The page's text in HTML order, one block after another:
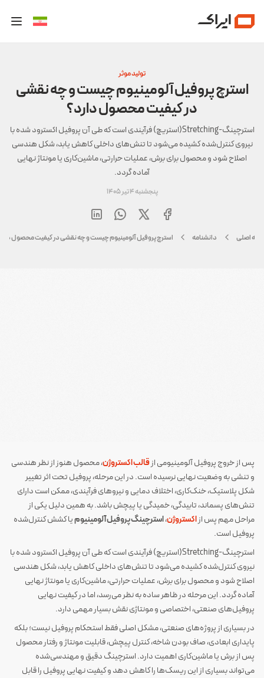
تولید موثر
استرچ پروفیل آلومینیوم چیست و چه نقشی
در کیفیت محصول دارد؟
استرچینگ-Stretching(استریچ) فرآیندی است که طی آن پروفیل اکسترود شده با
نیروی کنترل‌شده کشیده می‌شود تا تنش‌های داخلی کاهش یابد، شکل هندسی
اصلاح شود و محصول برای برش، عملیات حرارتی، ماشین‌کاری یا مونتاژ نهایی
آماده گردد.
پنجشنبه 4 تیر 1405
اصلی دانشنامه استرچ پروفیل آلومینیوم چیست و چه نقشی در کیفیت محصول
پس از خروج پروفیل آلومینیومی ازقالب اکستروژن، محصول هنوز از نظر هندسی
و تنشی به وضعیت نهایی نرسیده است. در این مرحله، پروفیل تحت اثر تغییر
شکل پلاستیک، خنک‌کاری، اختلاف دمایی و نیروهای فرآیندی، ممکن است دارای
تنش‌های پسماند، تابیدگی، خمیدگی یا پیچش باشد. به همین دلیل یکی از
مراحل مهم پس ازاکستروژن،استرچینگ پروفیل آلومینیومیا کشش کنترل‌شده
پروفیل است.
استرچینگ-Stretching(استریچ) فرآیندی است که طی آن پروفیل اکسترود شده با
نیروی کنترل‌شده کشیده می‌شود تا تنش‌های داخلی کاهش یابد، شکل هندسی
اصلاح شود و محصول برای برش، عملیات حرارتی، ماشین‌کاری یا مونتاژ نهایی
آماده گردد. این مرحله در ظاهر ساده به نظر می‌رسد، اما در کیفیت نهایی
پروفیل‌های صنعتی، اختصاصی و مونتاژی نقش بسیار مهمی دارد.
در بسیاری از پروژه‌های صنعتی، مشکل اصلی فقط استحکام پروفیل نیست؛ بلکه
پایداری ابعادی، صاف بودن شاخه، کنترل پیچش، قابلیت مونتاژ و رفتار محصول
پس از برش یا ماشین‌کاری اهمیت دارد. استرچینگ دقیق و مهندسی‌شده
می‌تواند بسیاری از این ریسک‌ها را کاهش دهد و کیفیت نهایی پروفیل را قابل